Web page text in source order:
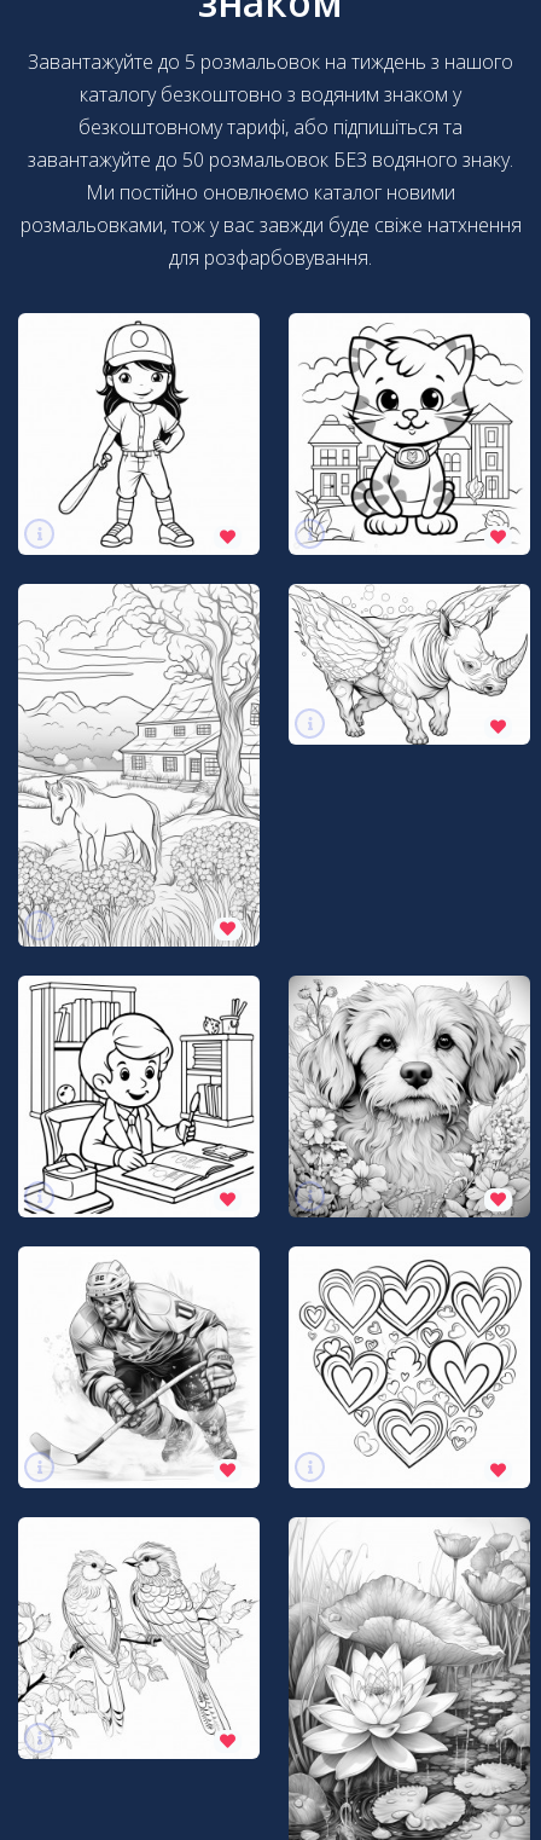
Завантажуйте до 5 розмальовок на тиждень з нашого
каталогу безкоштовно з водяним знаком у
безкоштовному тарифі, або підпишіться та
завантажуйте до 50 розмальовок БЕЗ водяного знаку.
Ми постійно оновлюємо каталог новими
розмальовками, тож у вас завжди буде свіже натхнення
для розфарбовування.